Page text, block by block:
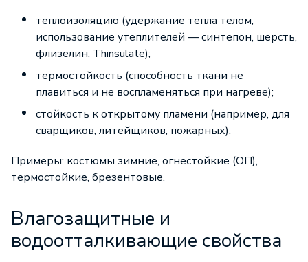
теплоизоляцию (удержание тепла телом,
использование утеплителей — синтепон, шерсть,
флизелин, Thinsulate);
термостойкость (способность ткани не
плавиться и не воспламеняться при нагреве);
стойкость к открытому пламени (например, для
сварщиков, литейщиков, пожарных).
Примеры: костюмы зимние, огнестойкие (ОП),
термостойкие, брезентовые.
Влагозащитные и
водоотталкивающие свойства